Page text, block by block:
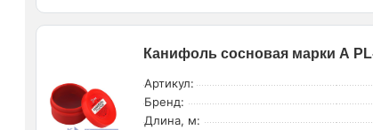
Канифоль сосновая марки А
Артикул:
Бренд:
Длина, м: